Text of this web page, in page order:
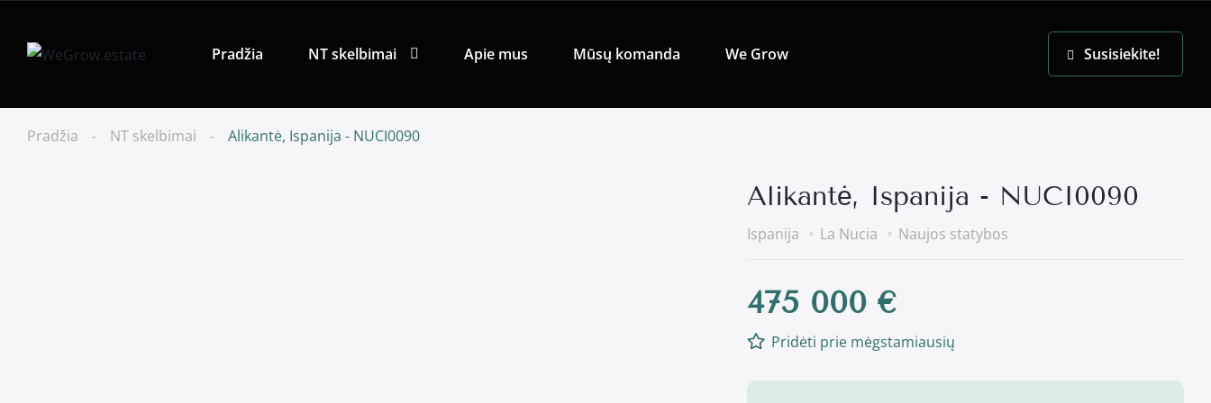
Pradžia NT skelbimai Apie mus Mūsų komanda We Grow Susisiekite!
Pradžia NT skelbimai Alikantė, Ispanija - NUCI0090
Alikantė, Ispanija - NUCI0090
Ispanija La Nucia Naujos statybos
475 000 €
Pridėti prie mėgstamiausių